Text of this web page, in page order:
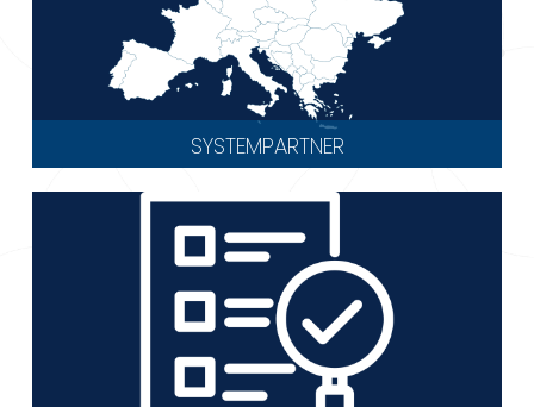
SYSTEMPARTNER